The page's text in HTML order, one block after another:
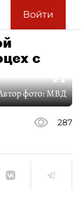
Войти
с
фото:МВД
287